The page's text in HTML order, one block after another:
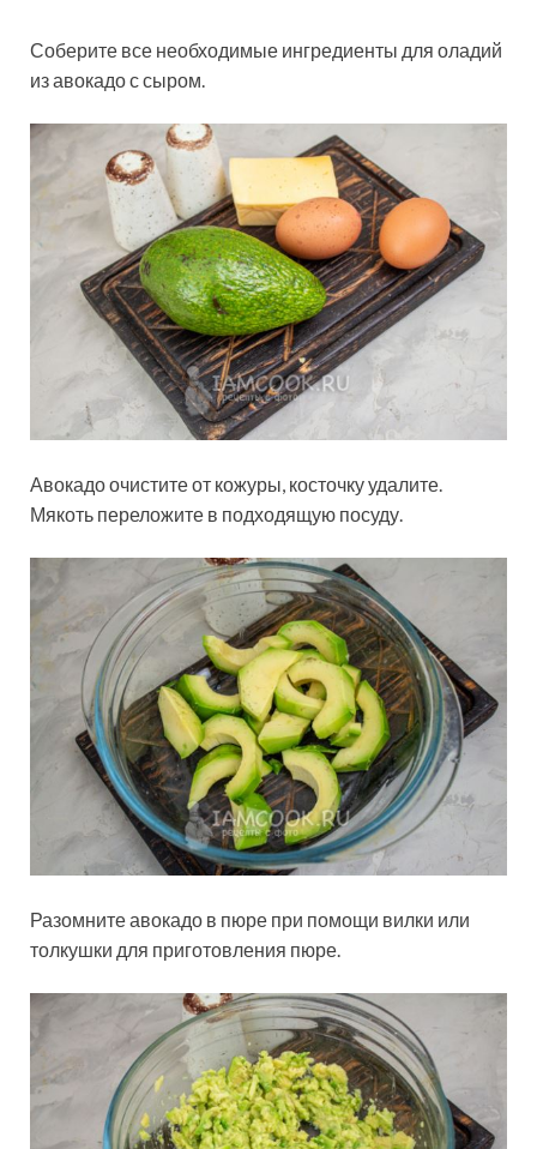
Соберите все необходимые ингредиенты для оладий
из авокадо с сыром.
Авокадо очистите от кожуры, косточку удалите.
Мякоть переложите в подходящую посуду.
Разомните авокадо в пюре при помощи вилки или
толкушки для приготовления пюре.